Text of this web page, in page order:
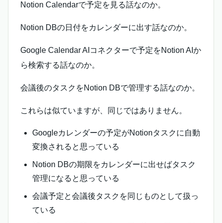
Notion Calendarで予定を見る話なのか。
Notion DBの日付をカレンダーに出す話なのか。
Google Calendar AIコネクターで予定をNotion AIか
ら検索する話なのか。
会議後のタスクをNotion DBで管理する話なのか。
これらは似ていますが、同じではありません。
Googleカレンダーの予定がNotionタスクに自動
変換されると思っている
Notion DBの期限をカレンダーに出せばタスク
管理になると思っている
会議予定と会議後タスクを同じものとして扱っ
ている